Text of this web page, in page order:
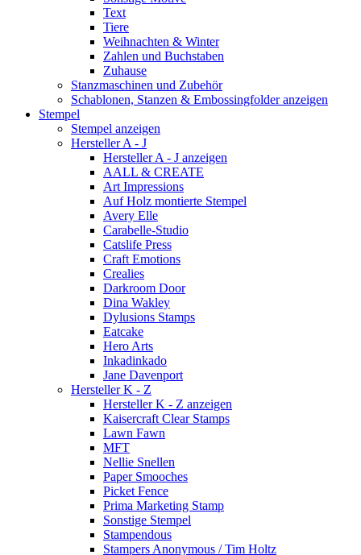
Text
Tiere
Weihnachten & Winter
Zahlen und Buchstaben
Zuhause
Stanzmaschinen und Zubehör
Schablonen, Stanzen & Embossingfolder anzeigen
Stempel
Stempel anzeigen
Hersteller A - J
Hersteller A - J anzeigen
AALL & CREATE
Art Impressions
Auf Holz montierte Stempel
Avery Elle
Carabelle-Studio
Catslife Press
Craft Emotions
Crealies
Darkroom Door
Dina Wakley
Dylusions Stamps
Eatcake
Hero Arts
Inkadinkado
Jane Davenport
Hersteller K - Z
Hersteller K - Z anzeigen
Kaisercraft Clear Stamps
Lawn Fawn
MFT
Nellie Snellen
Paper Smooches
Picket Fence
Prima Marketing Stamp
Sonstige Stempel
Stampendous
Stampers Anonymous / Tim Holtz